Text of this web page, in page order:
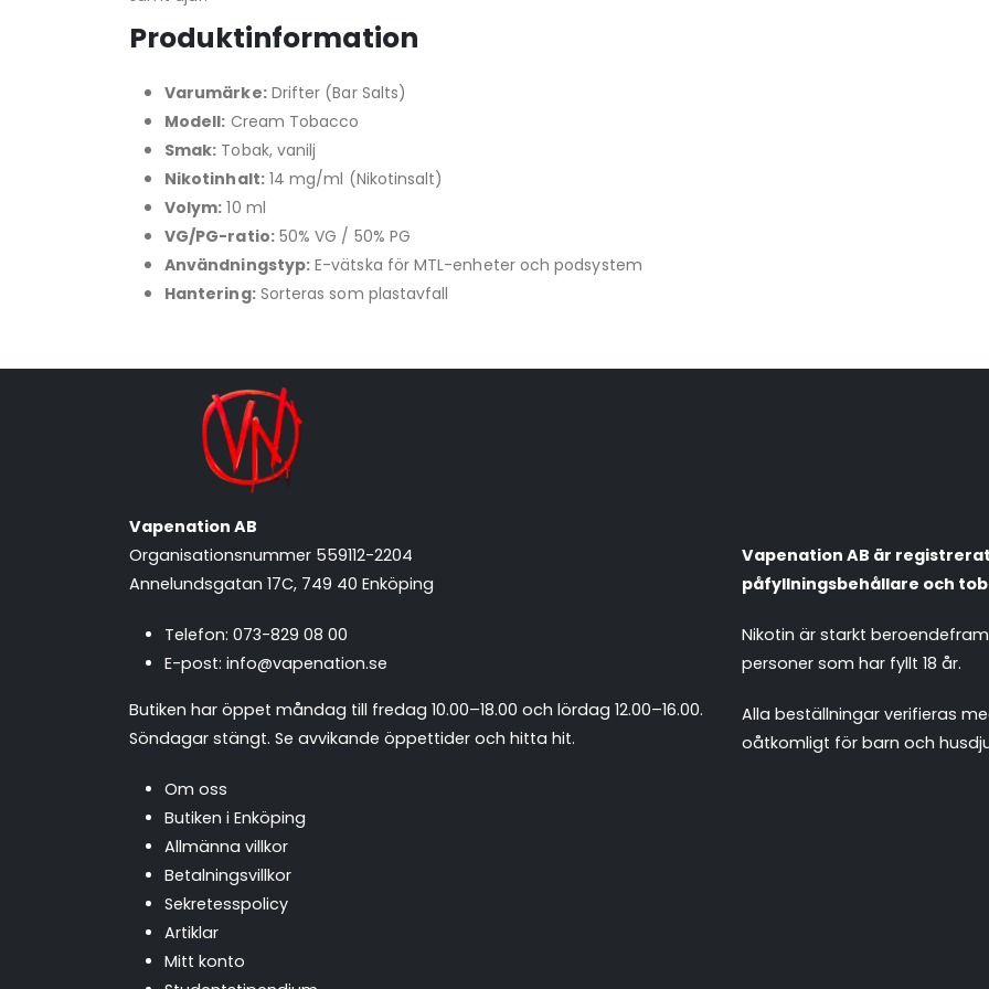
Produktinformation
Varumärke:Drifter (Bar Salts)
Modell: Cream Tobacco
Smak: Tobak, vanilj
Nikotinhalt:14 mg/ml (Nikotinsalt)
Volym: 10 ml
VG/PG-ratio:50% VG / 50% PG
Användningstyp: E-vätska för MTL-enheter och podsystem
Hantering:Sorteras som plastavfall
Vapenation AB
Organisationsnummer 559112-2204
Annelundsgatan 17C, 749 40 Enköping
Telefon: 073-829 08 00
E-post: info@vapenation.se
Butiken har öppet måndag till fredag 10.00–18.00 och lördag 12.00–16.00.
Söndagar stängt. Se avvikande öppettider och hitta hit.
Om oss
Butiken i Enköping
Allmänna villkor
Betalningsvillkor
Sekretesspolicy
Artiklar
Mitt konto
Vapenation AB är
påfyllningsbehållare och
Nikotin är starkt
personer som har fyllt 18 år.
Alla beställningar verifieras
oåtkomligt för barn och